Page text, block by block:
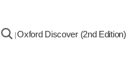
|Oxford Discover (2nd Edition)